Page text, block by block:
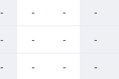
- - - -
- - - -
- - - -